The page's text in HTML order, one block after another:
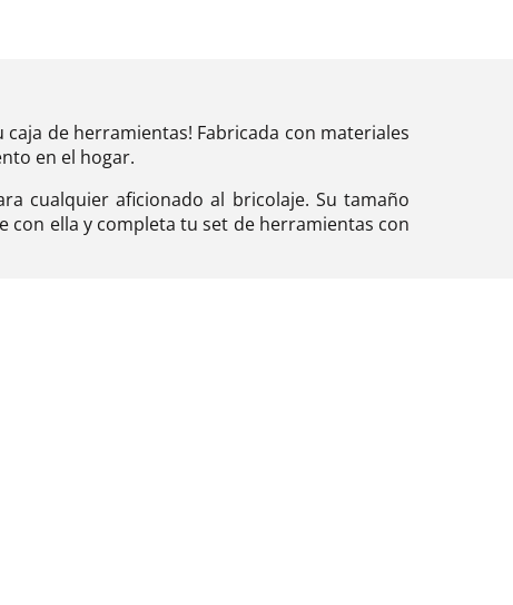
de herramientas! Fabricada con materiales
en el hogar.
cualquier aficionado al bricolaje. Su tamaño
con ella y completa tu set de herramientas con